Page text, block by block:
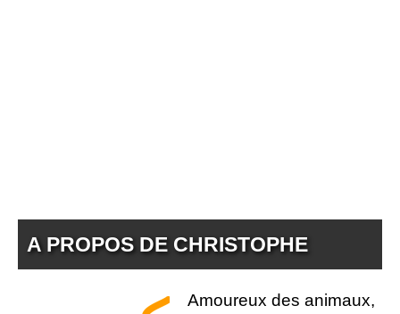
A PROPOS DE CHRISTOPHE
Amoureux des animaux,